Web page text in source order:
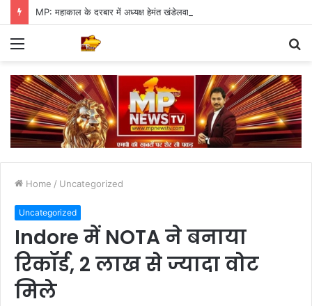
Menu
Home / Uncategorized
Uncategorized
Indore में NOTA ने बनाया
रिकॉर्ड, 2 लाख से ज्यादा वोट
मिले